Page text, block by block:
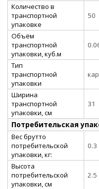
Количество в
транспортной
упаковке
50
Объём
транспортной
упаковки, куб.м
Тип
транспортной
упаковки
Ширина
транспортной
упаковки, см
31
Потребительская
Вес брутто
потребительской
упаковки, кг:
0.3
Высота
потребительской
упаковки, см
2.5